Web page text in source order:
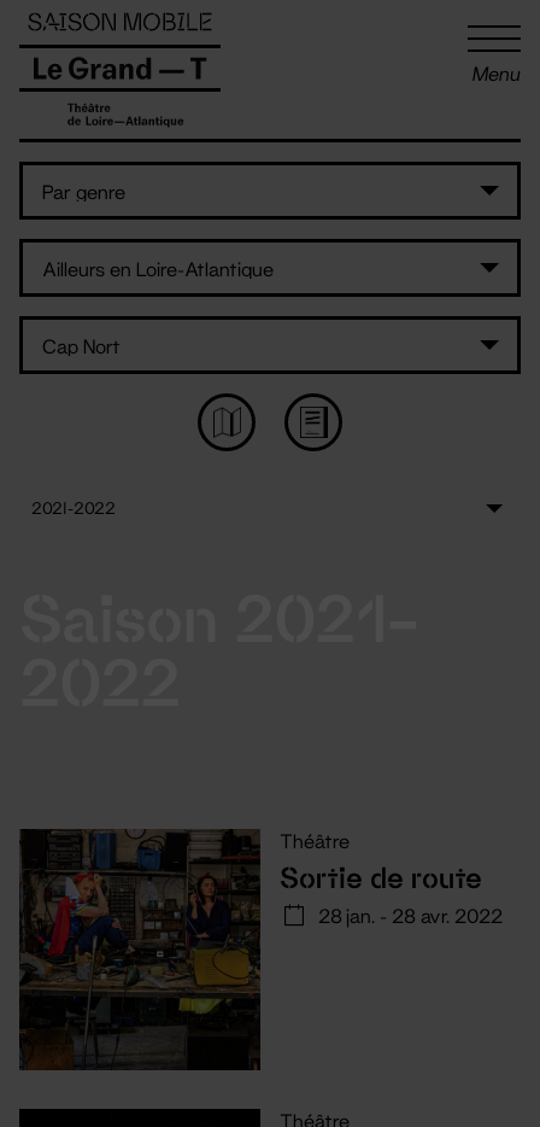
Menu
Théâtre
Sortie de route
28 jan. - 28 avr. 2022
Théâtre
Panneau de gestion des cookies